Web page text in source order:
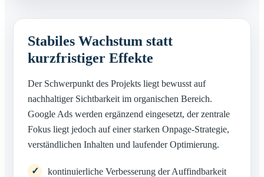
Stabiles Wachstum statt
kurzfristiger Effekte
Der Schwerpunkt des Projekts liegt bewusst auf
nachhaltiger Sichtbarkeit im organischen Bereich.
Google Ads werden ergänzend eingesetzt, der zentrale
Fokus liegt jedoch auf einer starken Onpage-Strategie,
verständlichen Inhalten und laufender Optimierung.
kontinuierliche Verbesserung der Auffindbarkeit